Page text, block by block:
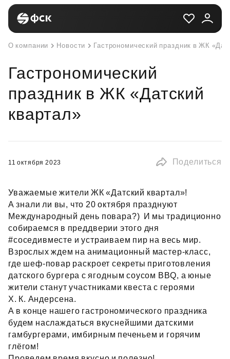
О компании Новости Гастрономический праздник в ЖК
Гастрономический
праздник в ЖК «Датский
квартал»
11 октября 2023 Поделиться
Уважаемые жители ЖК «Датский квартал»!
А знали ли вы, что 20 октября празднуют
Международный день повара?) И мы традиционно
собираемся в преддверии этого дня
#соседивместе и устраиваем пир на весь мир.
Взрослых ждем на анимационный мастер‑класс,
где шеф‑повар раскроет секреты приготовления
датского бургера с ягодным соусом BBQ, а юные
жители станут участниками квеста с героями
Х. К. Андерсена.
А в конце нашего гастрономического праздника
будем наслаждаться вкуснейшими датскими
гамбургерами, имбирным печеньем и горячим
глёгом!